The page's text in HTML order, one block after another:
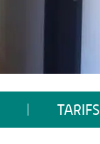
TARIFS